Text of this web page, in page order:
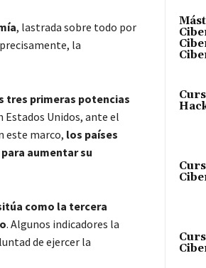
, lastrada sobre todo por
la
tres primeras potencias
Estados Unidos, ante el
este marco, los países
aumentar su
como la tercera
. Algunos indicadores la
de ejercer la